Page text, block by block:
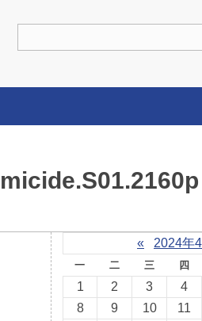
« 2024年4
一 二 三 四
1 2 3 4
8
9 10 11